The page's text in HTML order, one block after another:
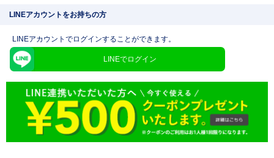
LINEアカウントをお持ちの方
LINEアカウントでログインすることができます。
LINEでログイン